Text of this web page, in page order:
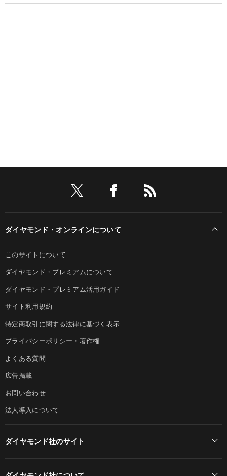
ダイヤモンド・オンラインについて
このサイトについて
ダイヤモンド・プレミアムについて
ダイヤモンド・プレミアム活用ガイド
サイト利用規約
特定商取引に関する法律に基づく表示
プライバシーポリシー・著作権
よくある質問
広告掲載
お問い合わせ
法人導入について
ダイヤモンド社のサイト